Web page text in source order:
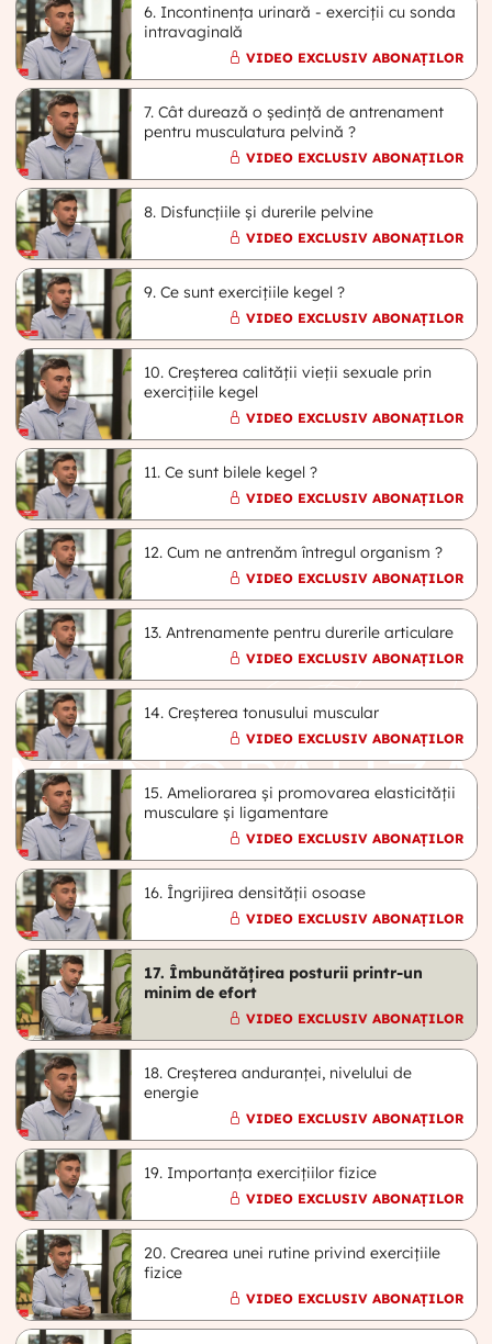
6. Incontinența urinară - exerciții cu sonda
intravaginală
VIDEO EXCLUSIV ABONAȚILOR
7. Cât durează o ședință de antrenament
pentru musculatura pelvină ?
VIDEO EXCLUSIV ABONAȚILOR
8. Disfuncțiile și durerile pelvine
VIDEO EXCLUSIV ABONAȚILOR
9. Ce sunt exercițiile kegel ?
VIDEO EXCLUSIV ABONAȚILOR
10. Creșterea calității vieții sexuale prin
exercițiile kegel
VIDEO EXCLUSIV ABONAȚILOR
11. Ce sunt bilele kegel ?
VIDEO EXCLUSIV ABONAȚILOR
12. Cum ne antrenăm întregul organism ?
VIDEO EXCLUSIV ABONAȚILOR
13. Antrenamente pentru durerile articulare
VIDEO EXCLUSIV ABONAȚILOR
14. Creșterea tonusului muscular
VIDEO EXCLUSIV ABONAȚILOR
15. Ameliorarea și promovarea elasticității
musculare și ligamentare
VIDEO EXCLUSIV ABONAȚILOR
16. Îngrijirea densității osoase
VIDEO EXCLUSIV ABONAȚILOR
17. Îmbunătățirea posturii printr-un
minim de efort
VIDEO EXCLUSIV ABONAȚILOR
18. Creșterea anduranței, nivelului de
energie
VIDEO EXCLUSIV ABONAȚILOR
19. Importanța exercițiilor fizice
VIDEO EXCLUSIV ABONAȚILOR
20. Crearea unei rutine privind exercițiile
fizice
VIDEO EXCLUSIV ABONAȚILOR